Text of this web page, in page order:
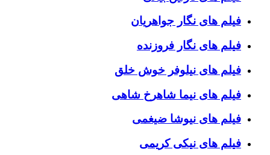
فیلم های نگار جواهریان
فیلم های نگار فروزنده
فیلم های نیلوفر خوش خلق
فیلم های نیما شاهرخ شاهی
فیلم های نیوشا ضیغمی
فیلم های نیکی کریمی